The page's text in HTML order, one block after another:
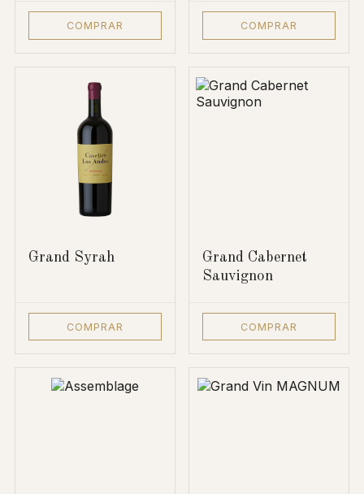
COMPRAR COMPRAR
Grand Syrah
COMPRAR
Grand Cabernet
Sauvignon
COMPRAR